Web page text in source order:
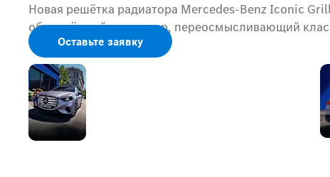
Оставьте заявку
Новая решётка радиатора Mercedes-Benz Iconic
обновлённый экстерьер, переосмысливающий
Новый
облик
легенды